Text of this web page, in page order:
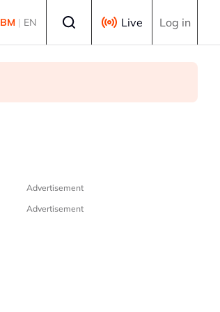
BM | EN Live Log in
Advertisement
Advertisement